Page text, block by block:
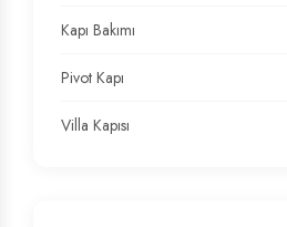
Kapı Bakımı
Pivot Kapı
Villa Kapısı